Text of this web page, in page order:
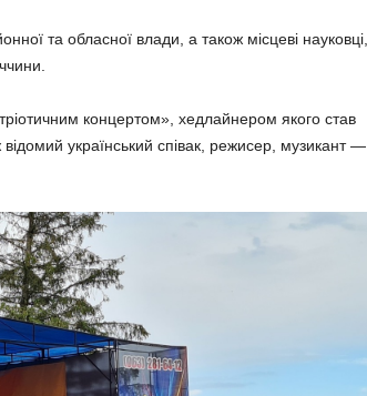
та обласної влади, а також місцеві науковці,
концертом», хедлайнером якого став
відомий український співак, режисер, музикант —